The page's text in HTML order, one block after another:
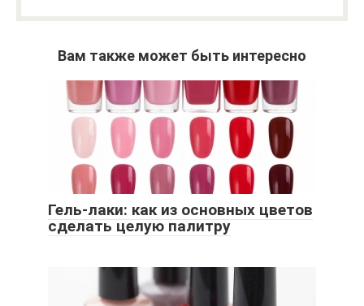
Вам также может быть интересно
Гель-лаки: как из основных цветов
сделать целую палитру